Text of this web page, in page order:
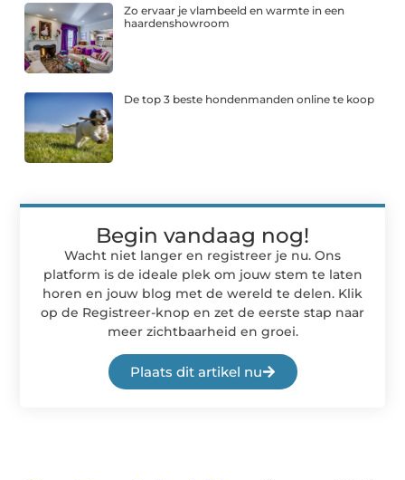
Zo ervaar je vlambeeld en warmte in een
haardenshowroom
De top 3 beste hondenmanden online te koop
Begin vandaag nog!
Wacht niet langer en registreer je nu. Ons
platform is de ideale plek om jouw stem te laten
horen en jouw blog met de wereld te delen. Klik
op de Registreer-knop en zet de eerste stap naar
meer zichtbaarheid en groei.
Plaats dit artikel nu